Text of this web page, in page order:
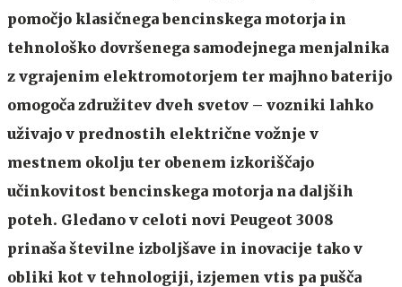
pomočjo klasičnega bencinskega motorja in
tehnološko dovršenega samodejnega menjalnika
z vgrajenim elektromotorjem ter majhno baterijo
omogoča združitev dveh svetov – vozniki lahko
uživajo v prednostih električne vožnje v
mestnem okolju ter obenem izkoriščajo
učinkovitost bencinskega motorja na daljših
poteh. Gledano v celoti novi Peugeot 3008
prinaša številne izboljšave in inovacije tako v
obliki kot v tehnologiji, izjemen vtis pa pušča